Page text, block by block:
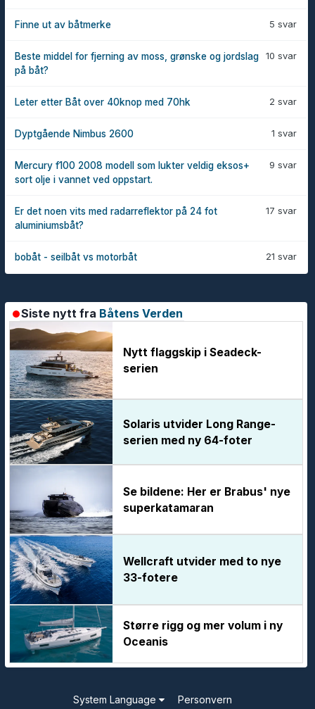
5 svar
Finne ut av båtmerke
10 svar
Beste middel for fjerning av moss, grønske og jordslag
på båt?
2 svar
Leter etter Båt over 40knop med 70hk
1 svar
Dyptgående Nimbus 2600
9 svar
Mercury f100 2008 modell som lukter veldig eksos+
sort olje i vannet ved oppstart.
17 svar
Er det noen vits med radarreflektor på 24 fot
aluminiumsbåt?
21 svar
bobåt - seilbåt vs motorbåt
Siste nytt fra Båtens Verden
Nytt flaggskip i Seadeck-
serien
Solaris utvider Long Range-
serien med ny 64-foter
Se bildene: Her er Brabus' nye
superkatamaran
Wellcraft utvider med to nye
33-fotere
Større rigg og mer volum i ny
Oceanis
System Language
Personvern